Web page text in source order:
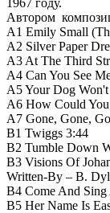
Автором
A1 Emily Small
A2 Silver Paper
A3 At The Third
A4 Can You See
A5 Your Dog
A6 How Could
A7 Gone, Gone,
B1 Twiggs 3:44
B2 Tumble Down
B3 Visions Of
Written-By – B.
B4 Come And Sing
B5 Her Name Is